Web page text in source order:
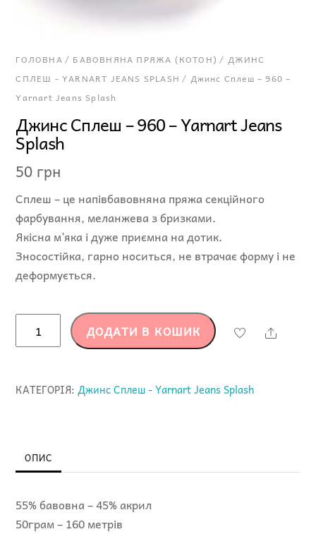
ГОЛОВНА/ БАВОВНЯНА ПРЯЖА (КОТОН) / ДЖИНС
СПЛЕШ - YARNART JEANS SPLASH / Джинс Сплеш – 960 –
Yarnart Jeans Splash
Джинс Сплеш – 960 – Yarnart Jeans
Splash
50 грн
Сплеш – це напівбавовняна пряжа секційного
фарбування, меланжева з бризками.
Якісна м’яка і дуже приємна на дотик.
Зносостійка, гарно носиться, не втрачає форму і не
деформується.
Сплеш
-
Splash
кількість
ДОДАТИ В КОШИК Share
КАТЕГОРІЯ:Джинс Сплеш - Yarnart Jeans Splash
ОПИС
55% бавовна – 45% акрил
50грам – 160 метрів